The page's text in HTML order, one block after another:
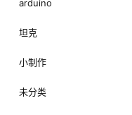
arduino
坦克
小制作
未分类